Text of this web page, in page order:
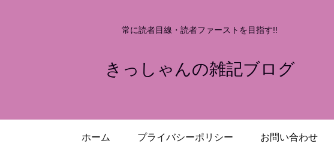
常に読者目線・読者ファーストを目指す!!
きっしゃんの雑記ブログ
ホーム プライバシーポリシー お問い合わせ